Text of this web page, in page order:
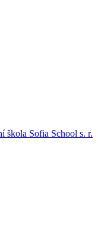
škola Sofia School s. r.